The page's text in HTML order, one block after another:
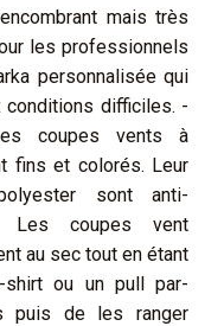
mais très
les professionnels
personnalisée qui
conditions difficiles. -
coupes vents à
fins et colorés. Leur
sont anti-
Les coupes vent
au sec tout en étant
ou un pull par-
puis de les ranger